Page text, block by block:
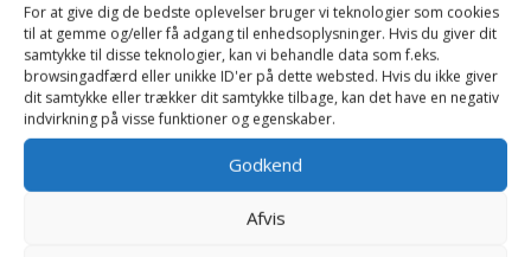
For at give dig de bedste oplevelser bruger vi teknologier som cookies
til at gemme og/eller få adgang til enhedsoplysninger. Hvis du giver dit
samtykke til disse teknologier, kan vi behandle data som f.eks.
browsingadfærd eller unikke ID'er på dette websted. Hvis du ikke giver
dit samtykke eller trækker dit samtykke tilbage, kan det have en negativ
indvirkning på visse funktioner og egenskaber.
Godkend
Afvis
KATTE FØDSLER
Abort
Nyfødte killinger